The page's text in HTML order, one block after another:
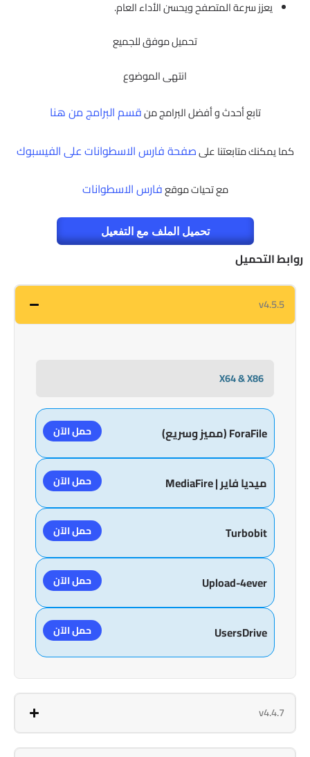
يعزز سرعة المتصفح ويحسن الأداء العام.
تحميل موفق للجميع
انتهى الموضوع
تابع أحدث و أفضل البرامج منقسم البرامج من هنا
كما يمكنك متابعتنا علىصفحة فارس الاسطوانات على الفيسبوك
مع تحيات موقعفارس الاسطوانات
تحميل الملف مع التفعيل
روابط التحميل
v4.5.5
X64 & X86
ForaFile (مميز وسريع) حمل الآن
ميديا فاير | MediaFire حمل الآن
Turbobit حمل الآن
Upload-4ever حمل الآن
UsersDrive حمل الآن
v4.4.7